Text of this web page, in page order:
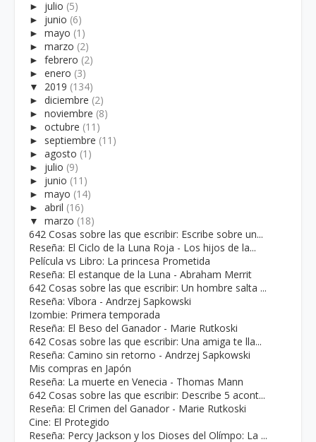
► julio (5)
► junio (6)
► mayo (1)
► marzo (2)
► febrero (2)
► enero (3)
▼
2019 (134)
► diciembre (2)
► noviembre (8)
► octubre (11)
► septiembre (11)
► agosto (1)
► julio (9)
► junio (11)
► mayo (14)
► abril (16)
▼ marzo (18)
642 Cosas sobre las que escribir: Escribe sobre un...
Reseña: El Ciclo de la Luna Roja - Los hijos de la...
Película vs Libro: La princesa Prometida
Reseña: El estanque de la Luna - Abraham Merrit
642 Cosas sobre las que escribir: Un hombre salta ...
Reseña: Víbora - Andrzej Sapkowski
Izombie: Primera temporada
Reseña: El Beso del Ganador - Marie Rutkoski
642 Cosas sobre las que escribir: Una amiga te lla...
Reseña: Camino sin retorno - Andrzej Sapkowski
Mis compras en Japón
Reseña: La muerte en Venecia - Thomas Mann
642 Cosas sobre las que escribir: Describe 5 acont...
Reseña: El Crimen del Ganador - Marie Rutkoski
Cine: El Protegido
Reseña: Percy Jackson y los Dioses del Olímpo: La ...